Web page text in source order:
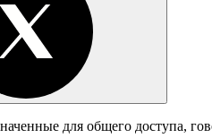
для общего доступа,